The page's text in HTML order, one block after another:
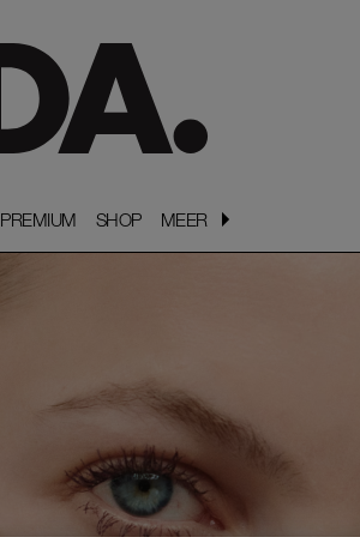
PREMIUM
PREMIUM SHOP
SHOP MEER
MEER